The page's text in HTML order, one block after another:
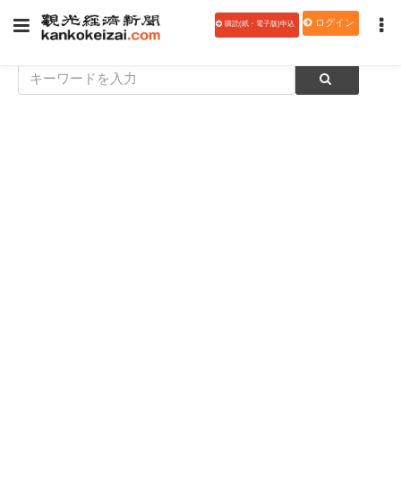
購読(紙・電子版)申込 ログイン